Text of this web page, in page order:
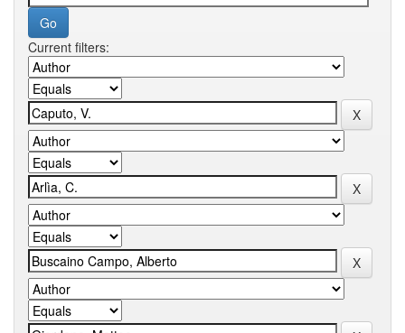
Current filters: